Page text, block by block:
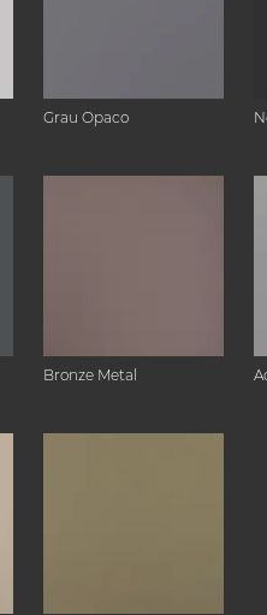
Grau Opaco
Bronze Metal